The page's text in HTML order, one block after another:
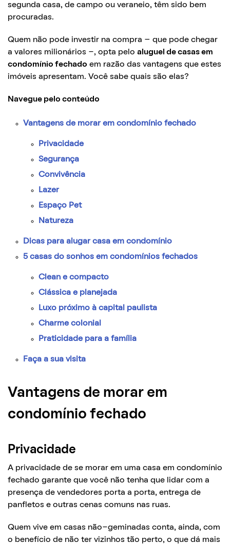
segunda casa, de campo ou veraneio, têm sido bem
procuradas.
Quem não pode investir na compra – que pode chegar
a valores milionários -, opta pelo aluguel de casas em
condomínio fechado em razão das vantagens que estes
imóveis apresentam. Você sabe quais são elas?
Navegue pelo conteúdo
Vantagens de morar em condomínio fechado
Privacidade
Segurança
Convivência
Lazer
Espaço Pet
Natureza
Dicas para alugar casa em condomínio
5 casas do sonhos em condomínios fechados
Clean e compacto
Clássica e planejada
Luxo próximo à capital paulista
Charme colonial
Praticidade para a família
Faça a sua visita
Vantagens de morar em
condomínio fechado
Privacidade
A privacidade de se morar em uma casa em condomínio
fechado garante que você não tenha que lidar com a
presença de vendedores porta a porta, entrega de
panfletos e outras cenas comuns nas ruas.
Quem vive em casas não-geminadas conta, ainda, com
o benefício de não ter vizinhos tão perto, o que dá mais